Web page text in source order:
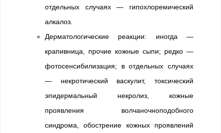
отдельных случаях — гипохлоремический
алкалоз.
Дерматологические реакции: иногда —
крапивница, прочие кожные сыпи; редко —
фотосенсибилизация; в отдельных случаях
— некротический васкулит, токсический
эпидермальный некролиз, кожные
проявления волчаночноподобного
синдрома, обострение кожных проявлений